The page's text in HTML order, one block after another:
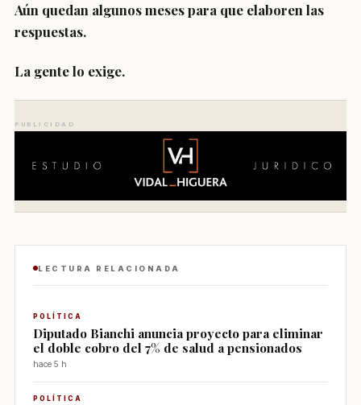
Aún quedan algunos meses para que elaboren las
respuestas.
La gente lo exige.
PUBLICIDAD
LECTURA RELACIONADA
POLÍTICA
Diputado Bianchi anuncia proyecto para eliminar
el doble cobro del 7% de salud a pensionados
hace 5 h
POLÍTICA